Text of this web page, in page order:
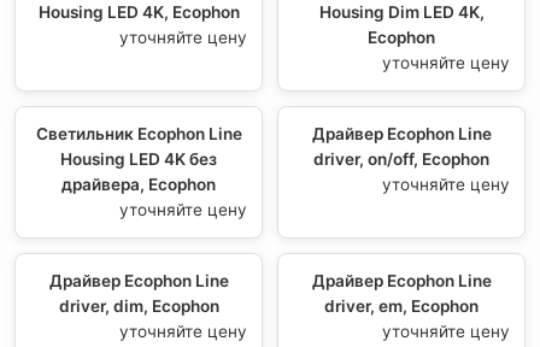
Housing LED 4K, Ecophon
уточняйте цену
Housing Dim LED 4K,
Ecophon
уточняйте цену
Светильник Ecophon Line
Housing LED 4K без
драйвера, Ecophon
уточняйте цену
Драйвер Ecophon Line
driver, on/off, Ecophon
уточняйте цену
Драйвер Ecophon Line
driver, dim, Ecophon
уточняйте цену
Драйвер Ecophon Line
driver, em, Ecophon
уточняйте цену